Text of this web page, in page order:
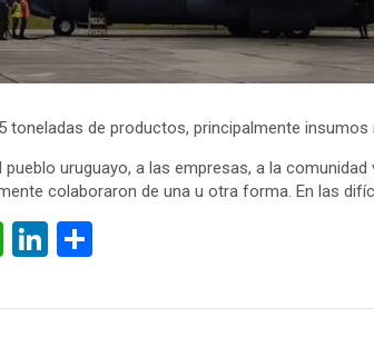
toneladas de productos, principalmente
pueblo uruguayo, a las empresas, a la
colaboraron de una u otra forma. En las
W
at
Li
ke m